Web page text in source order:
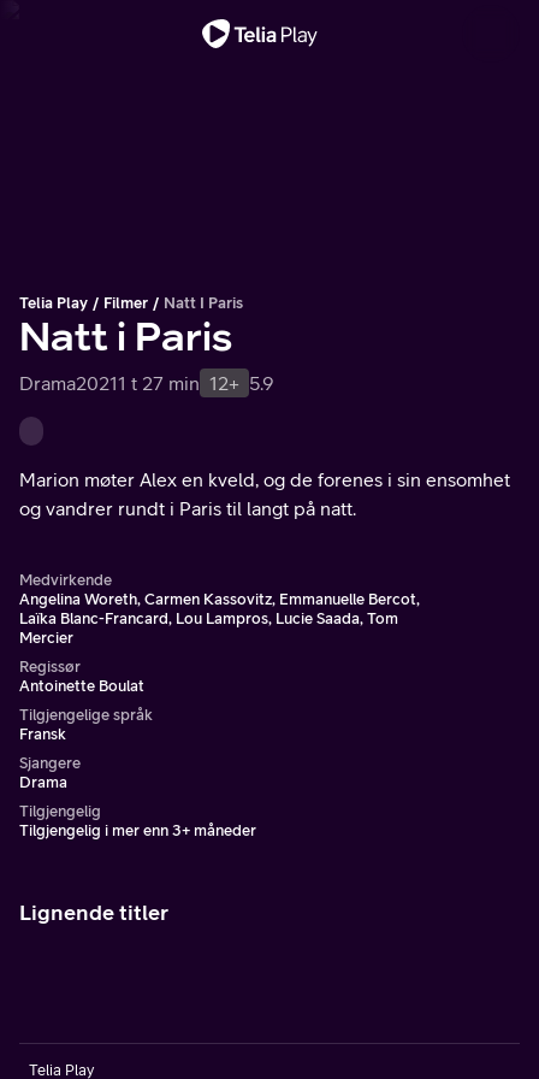
Telia Play Filmer Natt I Paris
Natt i Paris
Drama20211 t 27 min 12+ 5.9
Marion møter Alex en kveld, og de forenes i sin ensomhet
og vandrer rundt i Paris til langt på natt.
Medvirkende
Angelina Woreth, Carmen Kassovitz, Emmanuelle Bercot,
Laïka Blanc-Francard, Lou Lampros, Lucie Saada, Tom
Mercier
Regissør
Antoinette Boulat
Tilgjengelige språk
Fransk
Sjangere
Drama
Tilgjengelig
Tilgjengelig i mer enn 3+ måneder
Lignende titler
Telia Play